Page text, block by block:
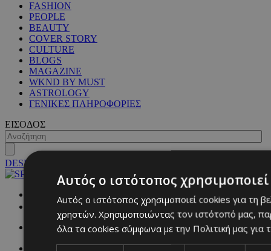
FASHION
PEOPLE
BEAUTY
COVER STORY
CULTURE
BLOGS
MAGAZINE
WKND BY MUST
ASTROLOGY
ΓΕΝΙΚΕΣ ΠΛΗΡΟΦΟΡΙΕΣ
ΕΙΣΟΔΟΣ
DESKTOP
NETWORK:
Αυτός ο ιστότοπος
Αυτός ο ιστότοπος χρησιμοποιεί cookies για τη
χρηστών. Χρησιμοποιώντας τον ιστότοπό μας,
όλα τα cookies σύμφωνα με την Πολιτική μας για